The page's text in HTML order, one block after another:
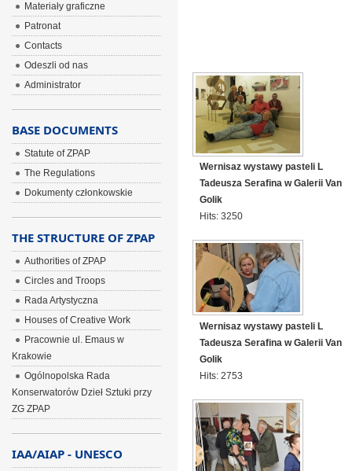
Wernisaz wystawy pasteli L
Tadeusza Serafina w Galerii Van
Golik
Hits: 3250
Wernisaz wystawy pasteli L
Tadeusza Serafina w Galerii Van
Golik
Hits: 2753
Materiały graficzne
Patronat
Contacts
Odeszli od nas
Administrator
BASE DOCUMENTS
Statute of ZPAP
The Regulations
Dokumenty członkowskie
THE STRUCTURE OF ZPAP
Authorities of ZPAP
Circles and Troops
Rada Artystyczna
Houses of Creative Work
Pracownie ul. Emaus w
Krakowie
Ogólnopolska Rada
Konserwatorów Dzieł Sztuki przy
ZG ZPAP
IAA/AIAP - UNESCO